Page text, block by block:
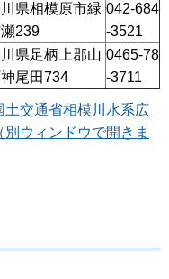
県相模原市緑
239
042-684
-3521
県足柄上郡山
尾田734
0465-78
-3711
土交通省相模川水系広
ウィンドウで開きま